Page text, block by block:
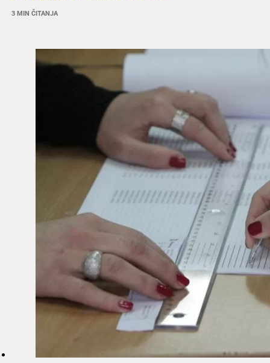
3 MIN ČITANJA